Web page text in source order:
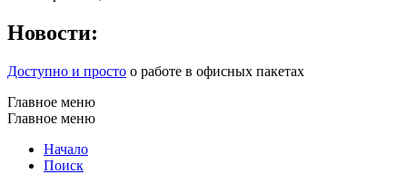
Новости:
Доступно и просто о работе в офисных пакетах
Главное меню
Главное меню
Начало
Поиск